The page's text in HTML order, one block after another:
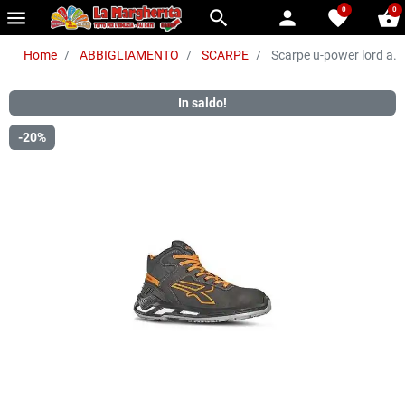
menu search person favorite
0 shopping_basket
0
Home ABBIGLIAMENTO SCARPE Scarpe u-power lord a.
In saldo!
-20%